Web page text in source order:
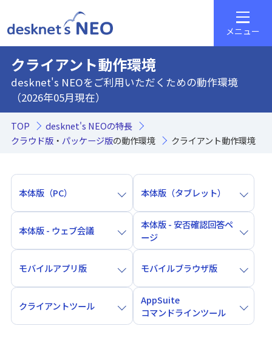
メニュー
クライアント動作環境
desknet's NEOをご利用いただくための動作環境
（2026年05月現在）
TOP
desknet's NEOの特長
クラウド版・ パッケージ版の動作環境 クライアント動作環境
本体版（PC） 本体版（タブレット）
本体版 - ウェブ会議
本体版 - 安否確認回答ペ
ージ
モバイルアプリ版 モバイルブラウザ版
クライアントツール
AppSuite
コマンドラインツール